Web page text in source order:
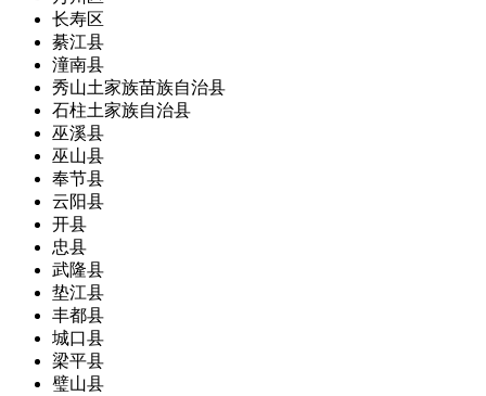
长寿区
綦江县
潼南县
秀山土家族苗族自治县
石柱土家族自治县
巫溪县
巫山县
奉节县
云阳县
开县
忠县
武隆县
垫江县
丰都县
城口县
梁平县
璧山县